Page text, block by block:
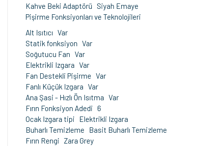
Kahve Beki Adaptörü Siyah Emaye
Pişirme Fonksiyonları ve Teknolojileri
Alt Isıtıcı Var
Statik fonksiyon Var
Soğutucu Fan Var
Elektrikli Izgara Var
Fan Destekli Pişirme Var
Fanlı Küçük Izgara Var
Ana Şasi - Hızlı Ön Isıtma Var
Fırın Fonksiyon Adedi 6
Ocak Izgara tipi Elektrikli Izgara
Buharlı Temizleme Basit Buharlı Temizleme
Fırın Rengi Zara Grey